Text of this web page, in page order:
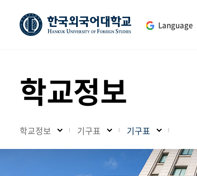
Language
학교정보
학교정보 기구표 기구표